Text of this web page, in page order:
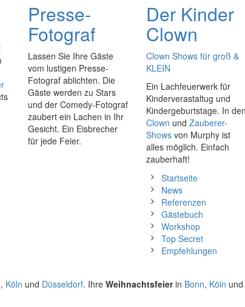
Presse-
Fotograf
Lassen Sie Ihre Gäste
vom lustigen Presse-
Fotograf ablichten. Die
Gäste werden zu Stars
und der Comedy-Fotograf
zaubert ein Lachen in Ihr
Gesicht. Ein Eisbrecher
für jede Feier.
Der Kinder
Clown
Clown Shows für groß &
KLEIN
Ein Lachfeuerwerk für
Kinderverastaltug und
Kindergeburtstage. In den
Clown und Zauberer-
Shows von Murphy ist
alles möglich. Einfach
zauberhaft!
Startseite
News
Referenzen
Gästebuch
Workshop
Top Secret
Empfehlungen
, Köln und Düsseldorf. Ihre Weihnachtsfeierin Bonn, Köln und